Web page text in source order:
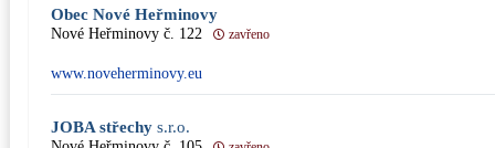
Obec Nové Heřminovy
Nové Heřminovy č. 122 zavřeno
www.noveherminovy.eu
JOBA střechy s.r.o.